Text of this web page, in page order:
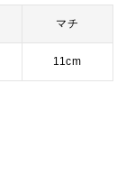
マチ
11cm